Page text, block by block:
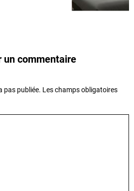
un commentaire
pas publiée. Les champs obligatoires